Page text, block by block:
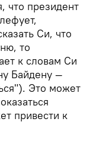
что президент
Си, что
то
к словам Си
Байдену —
Это может
привести к